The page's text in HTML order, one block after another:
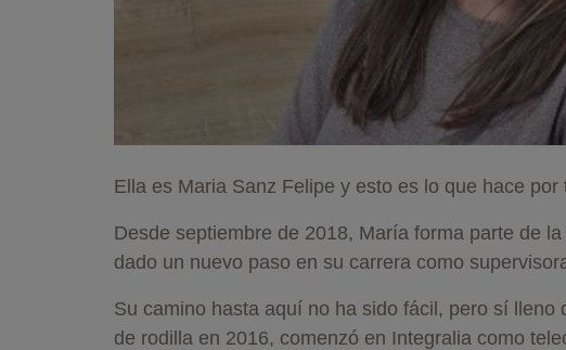
Ella es Maria Sanz Felipe y esto es lo que hace por
Desde septiembre de 2018, María forma parte de
dado un nuevo paso en su carrera como
Su camino hasta aquí no ha sido fácil, pero sí
de rodilla en 2016, comenzó en Integralia como